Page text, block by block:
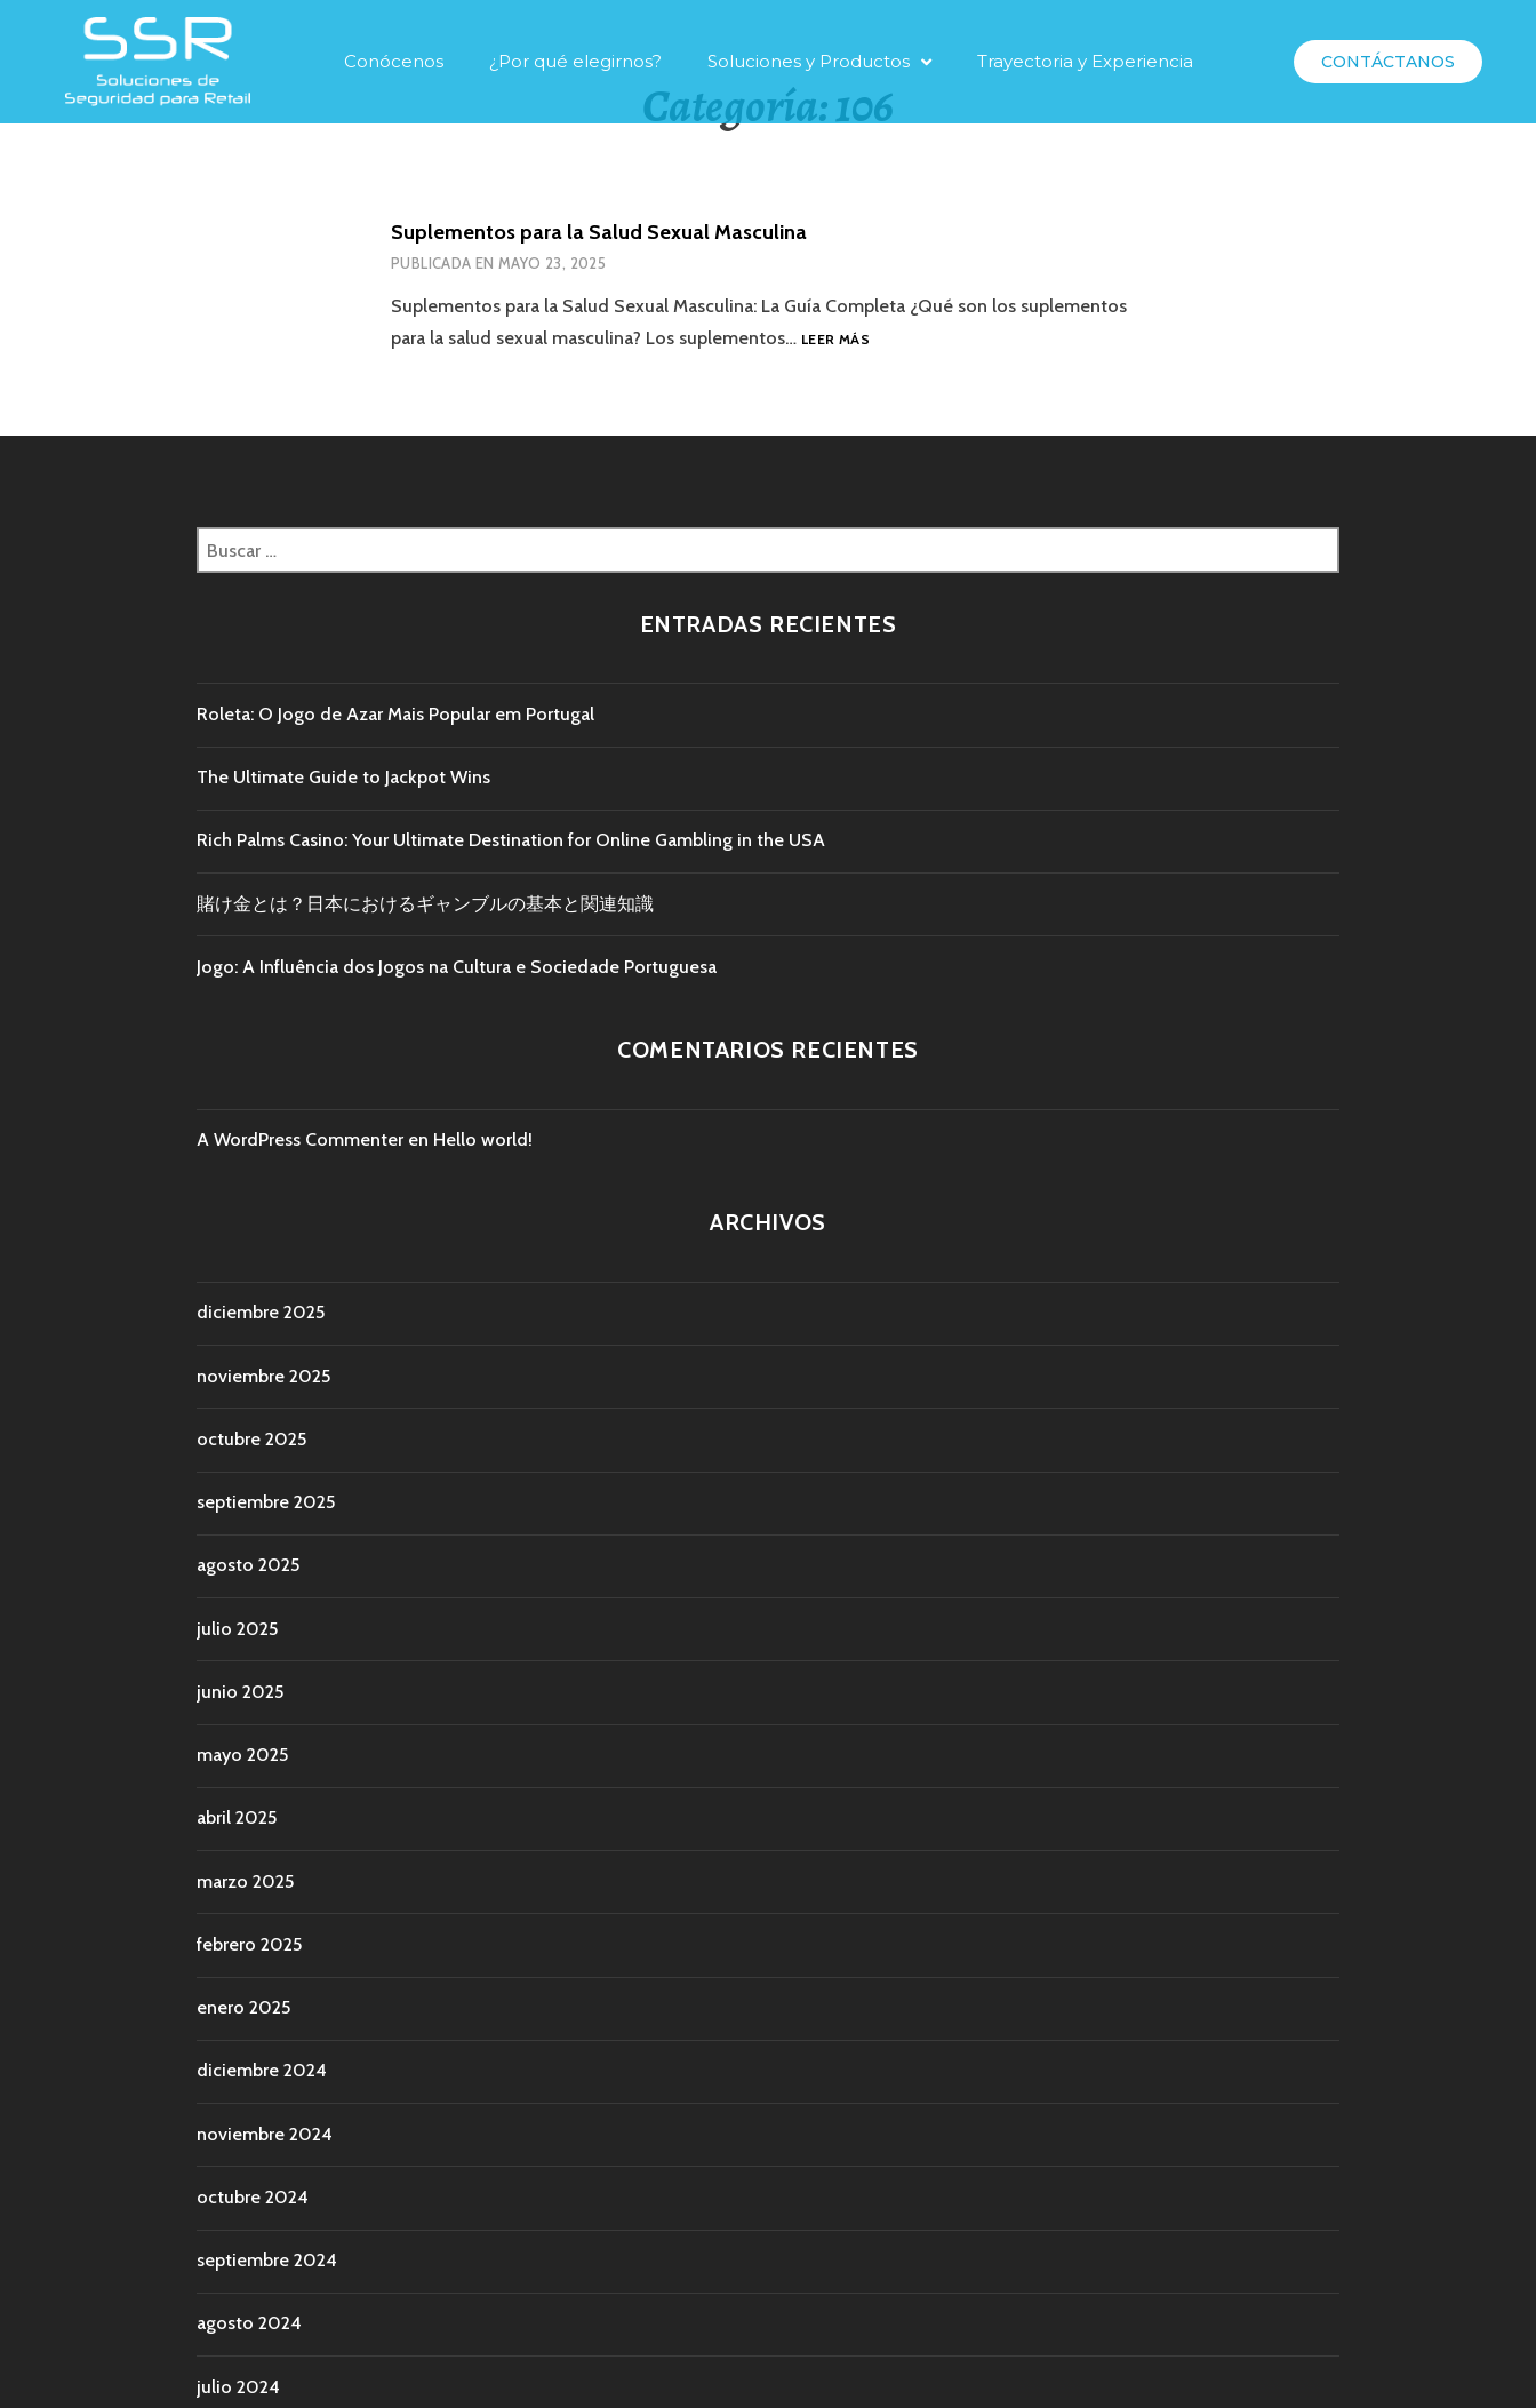
Conócenos ¿Por qué elegirnos? Soluciones y Productos Trayectoria y Experiencia CONTÁCTANOS
Categoría:106
Suplementos para la Salud Sexual Masculina
PUBLICADA ENMAYO 23, 2025
Suplementos para la Salud Sexual Masculina: La Guía Completa ¿Qué son los suplementos
para la salud sexual masculina? Los suplementos… LEER MÁS
ENTRADAS RECIENTES
Roleta: O Jogo de Azar Mais Popular em Portugal
The Ultimate Guide to Jackpot Wins
Rich Palms Casino: Your Ultimate Destination for Online Gambling in the USA
賭け金とは？日本におけるギャンブルの基本と関連知識
Jogo: A Influência dos Jogos na Cultura e Sociedade Portuguesa
COMENTARIOS RECIENTES
A WordPress Commenter en Hello world!
ARCHIVOS
diciembre 2025
noviembre 2025
octubre 2025
septiembre 2025
agosto 2025
julio 2025
junio 2025
mayo 2025
abril 2025
marzo 2025
febrero 2025
enero 2025
diciembre 2024
noviembre 2024
octubre 2024
septiembre 2024
agosto 2024
julio 2024